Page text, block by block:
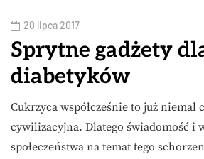
20 lipca 2017
Sprytne gadżety
diabetyków
Cukrzyca współcześnie to już niemal
cywilizacyjna. Dlatego świadomość i
społeczeństwa na temat tego